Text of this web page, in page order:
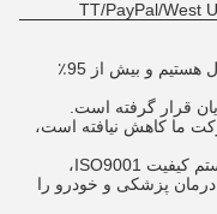
1. ما 15 سال است که در این صنعت مشغول هستیم و بیش از 95٪
ما کاهش نیافته است،
4. در سال جاری علاوه بر اخذ گواهینامه سیستم کیفیت ISO9001،
درمان پزشکی و خودرو را